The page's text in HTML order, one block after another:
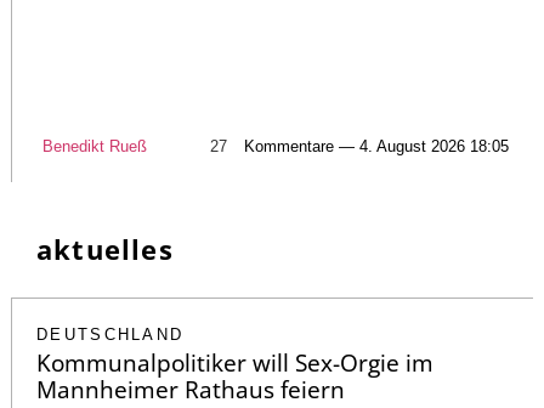
Benedikt Rueß 27 Kommentare — 4. August 2026 18:05
aktuelles
DEUTSCHLAND
Kommunalpolitiker will Sex-Orgie im
Mannheimer Rathaus feiern